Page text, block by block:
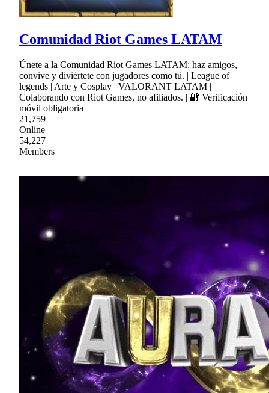
Comunidad Riot Games LATAM
Únete a la Comunidad Riot Games LATAM: haz amigos,
convive y diviértete con jugadores como tú. | League of
legends | Arte y Cosplay | VALORANT LATAM |
Colaborando con Riot Games, no afiliados. | 🔐 Verificación
móvil obligatoria
21,759
Online
54,227
Members